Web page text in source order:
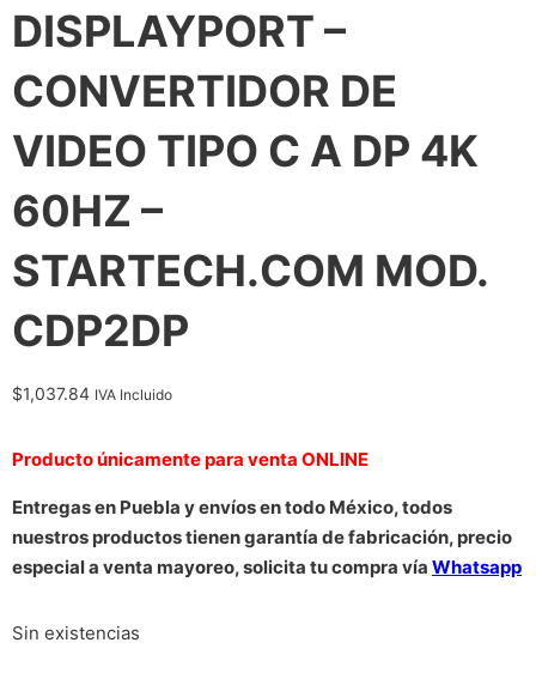
DISPLAYPORT –
CONVERTIDOR DE
VIDEO TIPO C A DP 4K
60HZ –
STARTECH.COM MOD.
CDP2DP
$1,037.84 IVA Incluido
Producto únicamente para venta ONLINE
Entregas en Puebla y envíos en todo México, todos
nuestros productos tienen garantía de fabricación, precio
especial a venta mayoreo, solicita tu compra vía Whatsapp
Sin existencias